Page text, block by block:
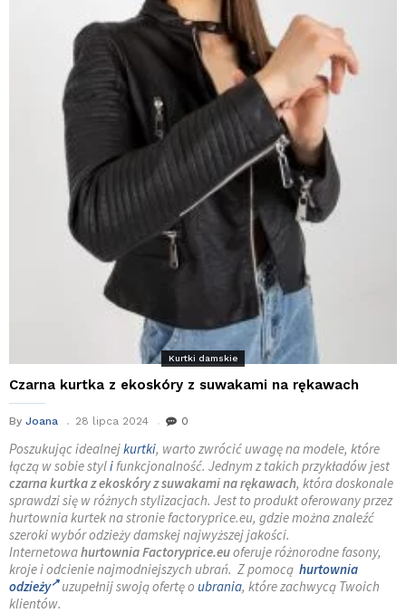
Kurtki damskie
Czarna kurtka z ekoskóry z suwakami na rękawach
By Joana 28 lipca 2024 0
Poszukując idealnejkurtki, warto zwrócić uwagę na modele, które
łączą w sobie stylifunkcjonalność. Jednym z takich przykładów jest
czarna kurtka z ekoskóry z suwakami na rękawach, która doskonale
sprawdzi się w różnych stylizacjach. Jest to produkt oferowany przez
hurtownia kurtek na stronie factoryprice.eu, gdzie można znaleźć
szeroki wybór odzieży damskej najwyższej jakości.
Internetowahurtownia Factoryprice.euoferuje różnorodne fasony,
kroje i odcienie najmodniejszych ubrań. Z pomocą hurtownia
odzieży uzupełnij swoją ofertę o ubrania, które zachwycą Twoich
klientów.